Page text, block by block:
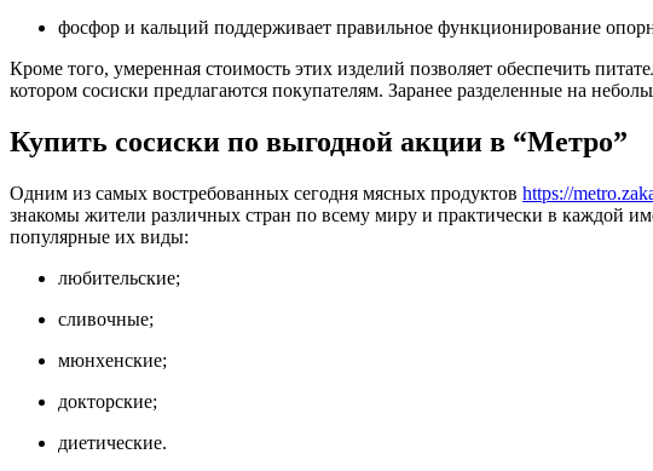
фосфор и кальций поддерживает правильное функционирование
Кроме того, умеренная стоимость этих изделий позволяет обеспечить
котором сосиски предлагаются покупателям. Заранее разделенные на
Купить сосиски по выгодной акции в “Метро”
Одним из самых востребованных сегодня мясных продуктов https://
знакомы жители различных стран по всему миру и практически в каждой
популярные их виды:
любительские;
сливочные;
мюнхенские;
докторские;
диетические.